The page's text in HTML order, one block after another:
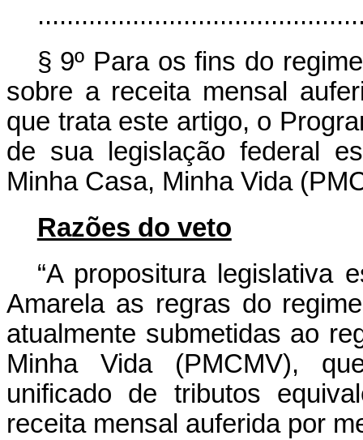
§ 9º Para os fins do
sobre a receita mensal
que trata este artigo, o
de sua legislação federal
Minha Casa, Minha Vida
Razões do veto
“A propositura legislativa
Amarela as regras do
atualmente submetidas ao
Minha Vida (PMCMV),
unificado de tributos
receita mensal auferida por